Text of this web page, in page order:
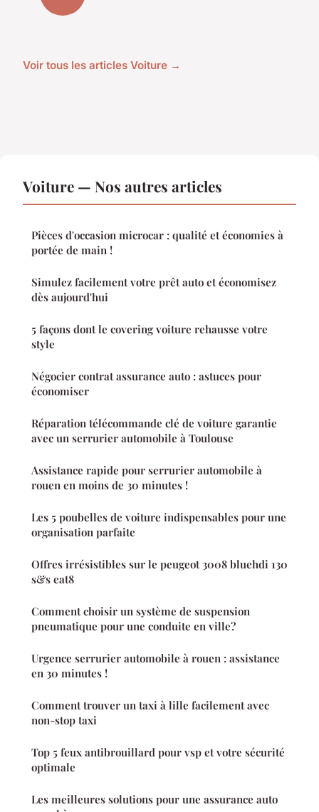
Voir tous les articles Voiture →
Voiture — Nos autres articles
Pièces d'occasion microcar : qualité et économies à
portée de main !
Simulez facilement votre prêt auto et économisez
dès aujourd'hui
5 façons dont le covering voiture rehausse votre
style
Négocier contrat assurance auto : astuces pour
économiser
Réparation télécommande clé de voiture garantie
avec un serrurier automobile à Toulouse
Assistance rapide pour serrurier automobile à
rouen en moins de 30 minutes !
Les 5 poubelles de voiture indispensables pour une
organisation parfaite
Offres irrésistibles sur le peugeot 3008 bluehdi 130
s&s eat8
Comment choisir un système de suspension
pneumatique pour une conduite en ville?
Urgence serrurier automobile à rouen : assistance
en 30 minutes !
Comment trouver un taxi à lille facilement avec
non-stop taxi
Top 5 feux antibrouillard pour vsp et votre sécurité
optimale
Les meilleures solutions pour une assurance auto